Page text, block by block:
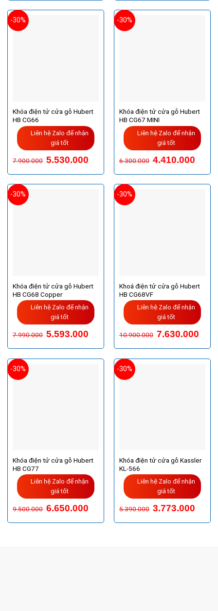
-30%
Khóa điện tử cửa gỗ Hubert
HB CG66
Liên hệ Zalo để nhận
giá tốt
7.900.000 5.530.000
-30%
Khóa điện tử cửa gỗ Hubert
HB CG67 MINI
Liên hệ Zalo để nhận
giá tốt
6.300.000 4.410.000
-30%
Khóa điện tử cửa gỗ Hubert
HB CG68 Copper
Liên hệ Zalo để nhận
giá tốt
7.990.000 Giá
gốc
7.990.000VND.
5.593.000Giá
hiện
là:
5.593.000VND.
-30%
Khoá điện tử cửa gỗ Hubert
HB CG68VF
Liên hệ Zalo để nhận
giá tốt
10.900.000 Giá
gốc
10.900.000VND.
7.630.000Giá
hiện
là:
-30%
Khóa điện tử cửa gỗ Hubert
HB CG77
Liên hệ Zalo để nhận
giá tốt
9.500.000 6.650.000
-30%
Khóa điện tử cửa gỗ Kassler
KL-566
Liên hệ Zalo để nhận
giá tốt
5.390.000 3.773.000